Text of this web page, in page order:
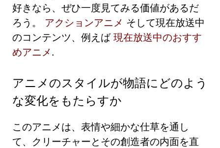
好きなら、ぜひ一度見てみる価値があるだ
ろう。 アクションアニメ そして現在放送中
のコンテンツ、例えば 現在放送中のおすす
めアニメ .
アニメのスタイルが物語にどのよう
な変化をもたらすか
このアニメは、表情や細かな仕草を通し
て、クリーチャーとその創造者の内面を直